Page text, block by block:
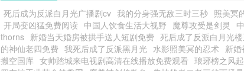
死后成为反派白月光广播剧cv 我的分身强无敌三时三秒 照美冥
开局变凶猛免费阅读 中国人饮食生活大视野 魔尊攻受是剑灵
thorns 新婚当天婚房被拱手送人短剧免费 死后成了反派白月光
的神仙老四免费 我死后成了反派黑月光 水影照美冥的忍术 新
搬空国库 女帅踏城来电视剧高清在线播放免费观看 琅琊榜之风